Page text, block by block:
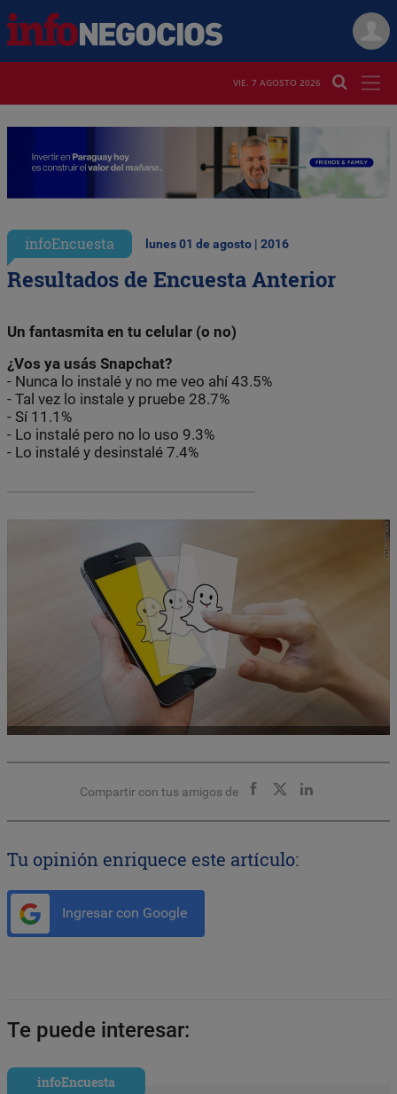
VIE. 7 AGOSTO 2026
infoEncuesta lunes 01 de agosto | 2016
Resultados de Encuesta Anterior
Un fantasmita en tu celular (o no)
¿Vos ya usás Snapchat?
- Nunca lo instalé y no me veo ahí 43.5%
- Tal vez lo instale y pruebe 28.7%
- Sí 11.1%
- Lo instalé pero no lo uso 9.3%
- Lo instalé y desinstalé 7.4%
Compartir con tus amigos de
Tu opinión enriquece este artículo:
Ingresar con Google
Te puede interesar:
infoEncuesta